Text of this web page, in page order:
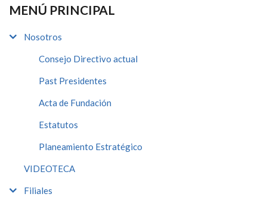
MENÚ PRINCIPAL
Nosotros
Consejo Directivo actual
Past Presidentes
Acta de Fundación
Estatutos
Planeamiento Estratégico
VIDEOTECA
Filiales